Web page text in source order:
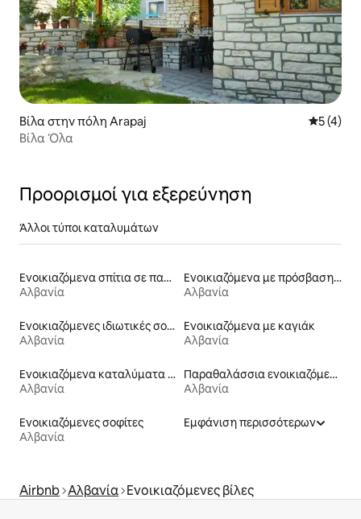
Βίλα στην πόλη Arapaj Μέση
5 (4)
Βίλα Όλα
Προορισμοί για εξερεύνηση
Άλλοι τύποι καταλυμάτων
Ενοικιαζόμενα σπίτια σε παραλία
Αλβανία
Ενοικιαζόμενα με πρόσβαση σε σκι
Αλβανία
Ενοικιαζόμενες ιδιωτικές σουίτες
Αλβανία
Ενοικιαζόμενα με καγιάκ
Αλβανία
Ενοικιαζόμενα καταλύματα με πισίνα
Αλβανία
Παραθαλάσσια ενοικιαζόμενα
Αλβανία
Ενοικιαζόμενες σοφίτες
Αλβανία
Εμφάνιση περισσότερων
Airbnb Αλβανία Ενοικιαζόμενες βίλες